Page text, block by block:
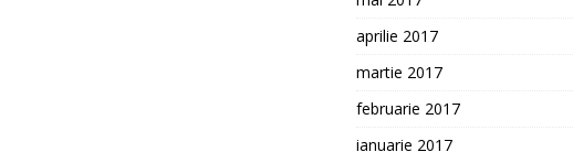
aprilie 2017
martie 2017
februarie 2017
ianuarie 2017